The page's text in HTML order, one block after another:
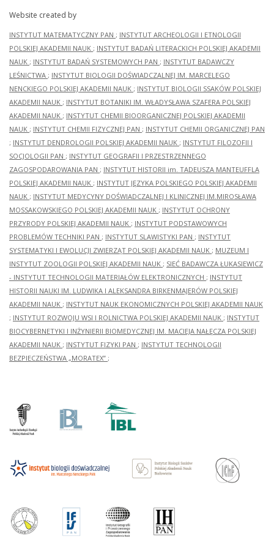
Website created by
INSTYTUT MATEMATYCZNY PAN ; INSTYTUT ARCHEOLOGII I ETNOLOGII
POLSKIEJ AKADEMII NAUK ; INSTYTUT BADAŃ LITERACKICH POLSKIEJ AKADEMII
NAUK ; INSTYTUT BADAŃ SYSTEMOWYCH PAN ; INSTYTUT BADAWCZY
LEŚNICTWA ; INSTYTUT BIOLOGII DOŚWIADCZALNEJ IM. MARCELEGO
NENCKIEGO POLSKIEJ AKADEMII NAUK ; INSTYTUT BIOLOGII SSAKÓW POLSKIEJ
AKADEMII NAUK ; INSTYTUT BOTANIKI IM. WŁADYSŁAWA SZAFERA POLSKIEJ
AKADEMII NAUK ; INSTYTUT CHEMII BIOORGANICZNEJ POLSKIEJ AKADEMII
NAUK ; INSTYTUT CHEMII FIZYCZNEJ PAN ; INSTYTUT CHEMII ORGANICZNEJ PAN
; INSTYTUT DENDROLOGII POLSKIEJ AKADEMII NAUK ; INSTYTUT FILOZOFII I
SOCJOLOGII PAN ; INSTYTUT GEOGRAFII I PRZESTRZENNEGO
ZAGOSPODAROWANIA PAN ; INSTYTUT HISTORII im. TADEUSZA MANTEUFFLA
POLSKIEJ AKADEMII NAUK ; INSTYTUT JĘZYKA POLSKIEGO POLSKIEJ AKADEMII
NAUK ; INSTYTUT MEDYCYNY DOŚWIADCZALNEJ I KLINICZNEJ IM.MIROSŁAWA
MOSSAKOWSKIEGO POLSKIEJ AKADEMII NAUK ; INSTYTUT OCHRONY
PRZYRODY POLSKIEJ AKADEMII NAUK ; INSTYTUT PODSTAWOWYCH
PROBLEMÓW TECHNIKI PAN ; INSTYTUT SLAWISTYKI PAN ; INSTYTUT
SYSTEMATYKI I EWOLUCJI ZWIERZĄT POLSKIEJ AKADEMII NAUK ; MUZEUM I
INSTYTUT ZOOLOGII POLSKIEJ AKADEMII NAUK ; SIEĆ BADAWCZA ŁUKASIEWICZ
- INSTYTUT TECHNOLOGII MATERIAŁÓW ELEKTRONICZNYCH ; INSTYTUT
HISTORII NAUKI IM. LUDWIKA I ALEKSANDRA BIRKENMAJERÓW POLSKIEJ
AKADEMII NAUK ; INSTYTUT NAUK EKONOMICZNYCH POLSKIEJ AKADEMII NAUK
; INSTYTUT ROZWOJU WSI I ROLNICTWA POLSKIEJ AKADEMII NAUK ; INSTYTUT
BIOCYBERNETYKI I INŻYNIERII BIOMEDYCZNEJ IM. MACIEJA NAŁĘCZA POLSKIEJ
AKADEMII NAUK ; INSTYTUT FIZYKI PAN ; INSTYTUT TECHNOLOGII
BEZPIECZEŃSTWA „MORATEX” ;